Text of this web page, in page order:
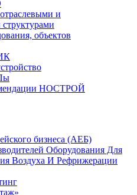
и
объектов
НОСТРОЙ
бизнеса (АЕБ)
Оборудования Для
Воздуха И Рефрижерации